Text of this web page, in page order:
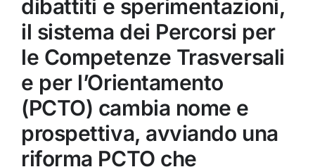
dibattiti e sperimentazioni,
il sistema dei Percorsi per
le Competenze Trasversali
e per l’Orientamento
(PCTO) cambia nome e
prospettiva, avviando una
riforma PCTO che